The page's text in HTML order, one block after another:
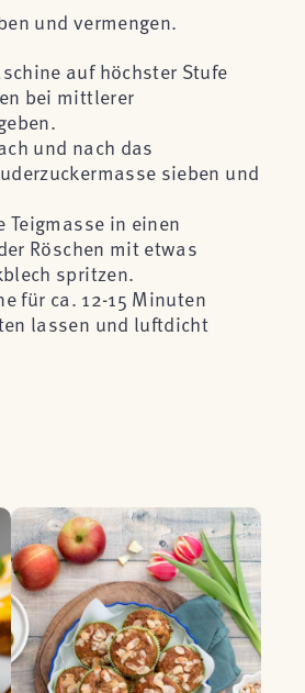
und vermengen.
auf höchster Stufe
bei mittlerer
und nach das
sieben und
Teigmasse in einen
Röschen mit etwas
spritzen.
für ca. 12-15 Minuten
lassen und luftdicht